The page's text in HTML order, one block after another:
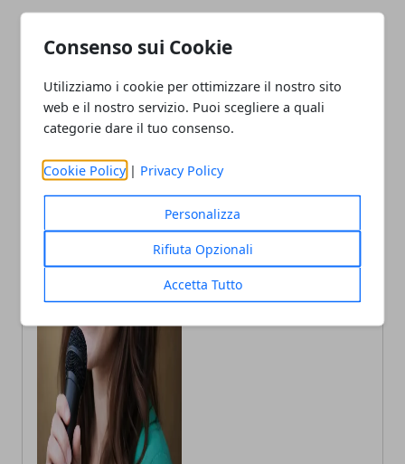
Consenso sui Cookie
Utilizziamo i cookie per ottimizzare il nostro sito
web e il nostro servizio. Puoi scegliere a quali
categorie dare il tuo consenso.
Cookie Policy | Privacy Policy
Personalizza
Rifiuta Opzionali
Accetta Tutto
Annalisa Biasi
Autrice di articoli per blog, laureata
in Psicologia con la passione per la